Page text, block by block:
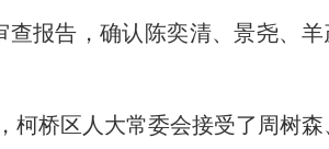
报告，确认陈奕清、景尧、羊
桥区人大常委会接受了周树森